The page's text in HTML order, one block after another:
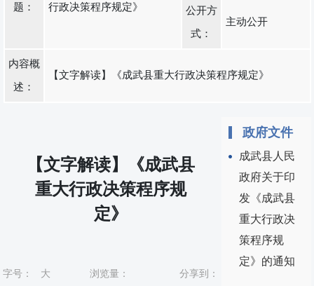
题： 行政决策程序规定》 公开方
式：
主动公开
内容概
述：
【文字解读】《成武县重大行政决策程序规定》
【文字解读】《成武县
重大行政决策程序规
定》
字号： 大 浏览量： 分享到：
政府文件
成武县人民
政府关于印
发《成武县
重大行政决
策程序规
定》的通知